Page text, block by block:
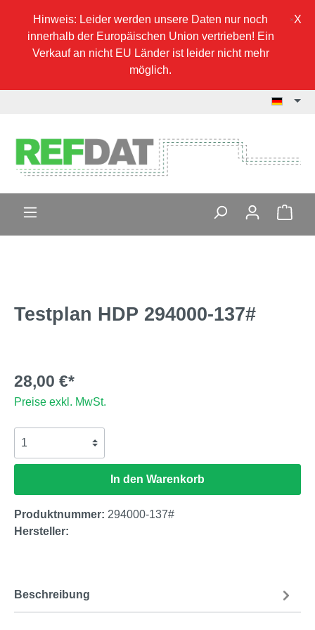
Hinweis: Leider werden unsere Daten nur noch
innerhalb der Europäischen Union vertrieben! Ein
Verkauf an nicht EU Länder ist leider nicht mehr
möglich.
Testplan HDP 294000-137#
28,00 €*
Preise exkl. MwSt.
In den Warenkorb
Produktnummer: 294000-137#
Hersteller:
Beschreibung